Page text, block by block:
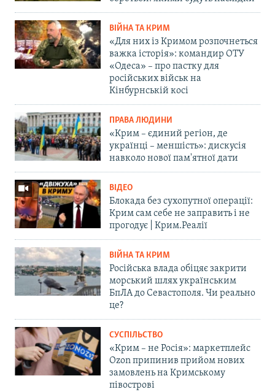
ВІЙНА ТА КРИМ
«Для них із Кримом розпочнеться
важка історія»: командир ОТУ
«Одеса» – про пастку для
російських військ на
Кінбурнській косі
ПРАВА ЛЮДИНИ
«Крим – єдиний регіон, де
українці – меншість»: дискусія
навколо нової пам'ятної дати
ВІДЕО
Блокада без сухопутної операції:
Крим сам себе не заправить і не
прогодує | Крим.Реалії
ВІЙНА ТА КРИМ
Російська влада обіцяє закрити
морський шлях українським
БпЛА до Севастополя. Чи реально
це?
СУСПІЛЬСТВО
«Крим – не Росія»: маркетплейс
Ozon припинив прийом нових
замовлень на Кримському
півострові